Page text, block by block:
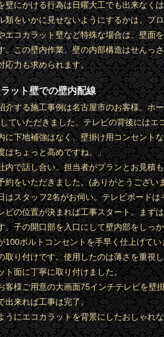
壁にかける行為は日曜大工でも出来なく
類をいかに見せないようにするかは、プ
エコカラット壁など特殊な場合は、壁面
。この壁内作業、壁の内部構造はせんっ
応力も求められます。
ット壁での壁内配線
介する施工事例は名古屋市のお客様。ホ
ていただきました。テレビの背後には
に下地補強はなく、壁掛け用コンセント
はちょっと高めですね。」
内で話し合い、担当者がプランとお見積
約をいただきました。(ありがとうござい
はスタッフ2名がお伺い。テレビボード
ビの位置が決まれば工事スタート。まず
。子の開口部を入口にして壁内部をしっ
100ボルトコンセントを手早く仕上げて
取り付けです。使用したのは薄さを重視
ト面に丁寧に取り付けました。
客様ご用意の大画面75インチテレビを壁
出来れば工事は完了。
うにエコカラットを背景にしたおしゃれ